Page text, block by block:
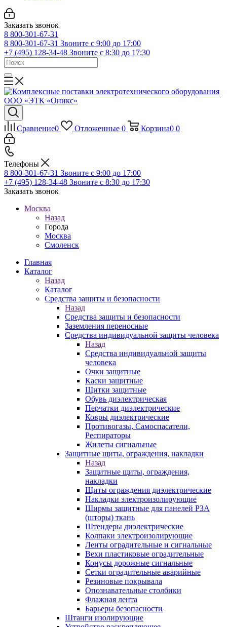
Заказать звонок
8 800-301-67-31
8 800-301-67-31 Звоните с 9:00 до 17:00
+7 (495) 128-34-48 Звоните с 8:30 до 17:30
Сравнение0 Отложенные 0 Корзина0 0
Телефоны
8 800-301-67-31 Звоните с 9:00 до 17:00
+7 (495) 128-34-48 Звоните с 8:30 до 17:30
Заказать звонок
Москва
Назад
Города
Москва
Смоленск
Главная
Каталог
Назад
Каталог
Средства защиты и безопасности
Назад
Средства защиты и безопасности
Заземления переносные
Средства индивидуальной защиты человека
Назад
Средства индивидуальной защиты
человека
Очки защитные
Каски защитные
Щитки защитные
Обувь диэлектрическая
Перчатки диэлектрические
Ковры диэлектрические
Противогазы, Самоспасатели,
Респираторы
Жилеты сигнальные
Защитные щиты, ограждения, накладки
Назад
Защитные щиты, ограждения,
накладки
Щиты ограждения диэлектрические
Накладки электроизолирующие
Ширмы защитные для панелей РЗА
(шторы) ткань
Штендеры диэлектрические
Колпаки электроизолирующие
Ленты оградительные и сигнальные
Вехи пластиковые оградительные
Конусы дорожные сигнальные
Сетки оградительные аварийные
Резиновые покрывала
Опознавательные столбики
Флажная лента
Барьеры безопасности
Штанги изолирующие